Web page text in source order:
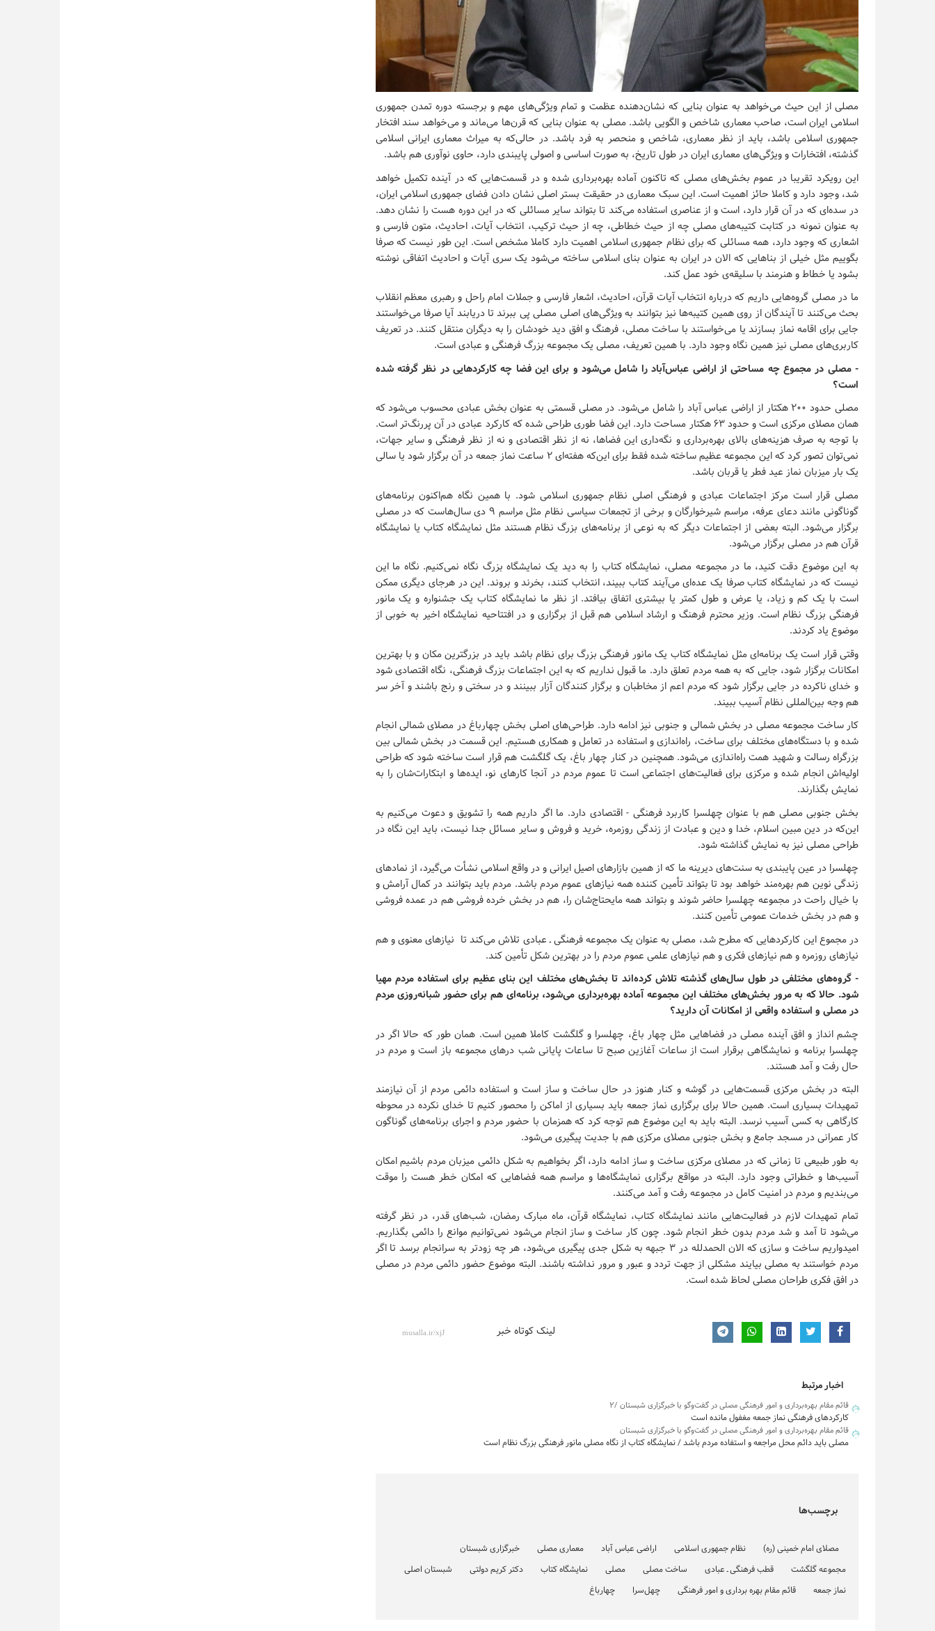
مصلی از این حیث می‌خواهد به عنوان بنایی که نشان‌دهنده عظمت و تمام ویژگی‌های مهم و برجسته دوره تمدن جمهوری
اسلامی ایران است، صاحب معماری شاخص و الگویی باشد. مصلی به عنوان بنایی که قرن‌ها می‌ماند و می‌خواهد سند افتخار
جمهوری اسلامی باشد، باید از نظر معماری، شاخص و منحصر به فرد باشد. در حالی‌که به میراث معماری ایرانی اسلامی
گذشته، افتخارات و ویژگی‌های معماری ایران در طول تاریخ، به صورت اساسی و اصولی پایبندی دارد، حاوی نوآوری هم باشد.
این رویکرد تقریبا در عموم بخش‌های مصلی که تاکنون آماده بهره‌برداری شده و در قسمت‌هایی که در آینده تکمیل خواهد
شد، وجود دارد و کاملا حائز اهمیت است. این سبک معماری در حقیقت بستر اصلی نشان دادن فضای جمهوری اسلامی ایران،
در سده‌ای که در آن قرار دارد، است و از عناصری استفاده می‌کند تا بتواند سایر مسائلی که در این دوره هست را نشان دهد.
به عنوان نمونه در کتابت کتیبه‌های مصلی چه از حیث خطاطی، چه از حیث ترکیب، انتخاب آیات، احادیث، متون فارسی و
اشعاری که وجود دارد، همه مسائلی که برای نظام جمهوری اسلامی اهمیت دارد کاملا مشخص است. این طور نیست که صرفا
بگوییم مثل خیلی از بناهایی که الان در ایران به عنوان بنای اسلامی ساخته می‌شود یک سری آیات و احادیث اتفاقی نوشته
بشود یا خطاط و هنرمند با سلیقه‌ی خود عمل کند.
ما در مصلی گروه‌هایی داریم که درباره انتخاب آیات قرآن، احادیث، اشعار فارسی و جملات امام راحل و رهبری معظم انقلاب
بحث می‌کنند تا آیندگان از روی همین کتیبه‌ها نیز بتوانند به ویژگی‌های اصلی مصلی پی ببرند تا دریابند آیا صرفا می‌خواستند
جایی برای اقامه نماز بسازند یا می‌خواستند با ساخت مصلی، فرهنگ و افق دید خودشان را به دیگران منتقل کنند. در تعریف
کاربری‌های مصلی نیز همین نگاه وجود دارد. با همین تعریف، مصلی یک مجموعه بزرگ فرهنگی و عبادی است.
- مصلی در مجموع چه مساحتی از اراضی عباس‌آباد را شامل می‌شود و برای این فضا چه کارکردهایی در نظر گرفته شده
است؟
مصلی حدود ۲۰۰ هکتار از اراضی عباس آباد را شامل می‌شود. در مصلی قسمتی به عنوان بخش عبادی محسوب می‌شود که
همان مصلای مرکزی است و حدود ۶۳ هکتار مساحت دارد. این فضا طوری طراحی شده که کارکرد عبادی در آن پررنگ‌تر است.
با توجه به صرف هزینه‌های بالای بهره‌برداری و نگه‌داری این فضاها، نه از نظر اقتصادی و نه از نظر فرهنگی و سایر جهات،
نمی‌توان تصور کرد که این مجموعه عظیم ساخته شده فقط برای این‌که هفته‌ای ۲ ساعت نماز جمعه در آن برگزار شود یا سالی
یک بار میزبان نماز عید فطر یا قربان باشد.
مصلی قرار است مرکز اجتماعات عبادی و فرهنگی اصلی نظام جمهوری اسلامی شود. با همین نگاه هم‌اکنون برنامه‌های
گوناگونی مانند دعای عرفه، مراسم شیرخوارگان و برخی از تجمعات سیاسی نظام مثل مراسم ۹ دی سال‌هاست که در مصلی
برگزار می‌شود. البته بعضی از اجتماعات دیگر که به نوعی از برنامه‌های بزرگ نظام هستند مثل نمایشگاه کتاب یا نمایشگاه
قرآن هم در مصلی برگزار می‌شود.
به این موضوع دقت کنید، ما در مجموعه مصلی، نمایشگاه کتاب را به دید یک نمایشگاه بزرگ نگاه نمی‌کنیم. نگاه ما این
نیست که در نمایشگاه کتاب صرفا یک عده‌ای می‌آیند کتاب ببیند، انتخاب کنند، بخرند و بروند. این در هرجای دیگری ممکن
است با یک کم و زیاد، یا عرض و طول کمتر یا بیشتری اتفاق بیافتد. از نظر ما نمایشگاه کتاب یک جشنواره و یک مانور
فرهنگی بزرگ نظام است. وزیر محترم فرهنگ و ارشاد اسلامی هم قبل از برگزاری و در افتتاحیه نمایشگاه اخیر به خوبی از
موضوع یاد کردند.
وقتی قرار است یک برنامه‌ای مثل نمایشگاه کتاب یک مانور فرهنگی بزرگ برای نظام باشد باید در بزرگترین مکان و با بهترین
امکانات برگزار شود، جایی که به همه مردم تعلق دارد. ما قبول نداریم که به این اجتماعات بزرگ فرهنگی، نگاه اقتصادی شود
و خدای ناکرده در جایی برگزار شود که مردم اعم از مخاطبان و برگزار کنندگان آزار ببینند و در سختی و رنج باشند و آخر سر
هم وجه بین‌المللی نظام آسیب ببیند.
کار ساخت مجموعه مصلی در بخش شمالی و جنوبی نیز ادامه دارد. طراحی‌های اصلی بخش چهارباغ در مصلای شمالی انجام
شده و با دستگاه‌های مختلف برای ساخت، راه‌اندازی و استفاده‌ در تعامل و همکاری هستیم. این قسمت در بخش شمالی بین
بزرگراه رسالت و شهید همت راه‌اندازی می‌شود. همچنین در کنار چهار باغ، یک گلگشت هم قرار است ساخته شود که طراحی
اولیه‌اش انجام شده و مرکزی برای فعالیت‌های اجتماعی است تا عموم مردم در آنجا کارهای نو، ایده‌ها و ابتکارات‌شان را به
نمایش بگذارند.
بخش جنوبی مصلی هم با عنوان چهلسرا کاربرد فرهنگی - اقتصادی دارد. ما اگر داریم همه را تشویق و دعوت می‌کنیم به
این‌که در دین مبین اسلام، خدا و دین و عبادت از زندگی روزمره، خرید و فروش و سایر مسائل جدا نیست، باید این نگاه در
طراحی مصلی نیز به نمایش گذاشته شود.
چهلسرا در عین پایبندی به سنت‌های دیرینه ما که از همین بازارهای اصیل ایرانی و در واقع اسلامی نشأت می‌گیرد، از نمادهای
زندگی نوین هم بهره‌مند خواهد بود تا بتواند تأمین کننده همه نیازهای عموم مردم باشد. مردم باید بتوانند در کمال آرامش و
با خیال راحت در مجموعه چهلسرا حاضر شوند و بتواند همه مایحتاج‌شان را، هم در بخش خرده فروشی هم در عمده فروشی
و هم در بخش خدمات عمومی تأمین کنند.
در مجموع این کارکردهایی که مطرح شد، مصلی به عنوان یک مجموعه فرهنگی ـ عبادی تلاش می‌کند تا نیازهای معنوی و هم
نیازهای روزمره و هم نیازهای فکری و هم نیازهای علمی عموم مردم را در بهترین شکل تأمین کند.
- گروه‌های مختلفی در طول سال‌های گذشته تلاش کرده‌اند تا بخش‌های مختلف این بنای عظیم برای استفاده مردم مهیا
شود. حالا که به مرور بخش‌های مختلف این مجموعه آماده بهره‌برداری می‌شود، برنامه‌ای هم برای حضور شبانه‌روزی مردم
در مصلی و استفاده واقعی از امکانات آن دارید؟
چشم انداز و افق آینده مصلی در فضاهایی مثل چهار باغ، چهلسرا و گلگشت کاملا همین است. همان طور که حالا اگر در
چهلسرا برنامه و نمایشگاهی برقرار است از ساعات آغازین صبح تا ساعات پایانی شب درهای مجموعه باز است و مردم در
حال رفت و آمد هستند.
البته در بخش مرکزی قسمت‌هایی در گوشه و کنار هنوز در حال ساخت و ساز است و استفاده دائمی مردم از آن نیازمند
تمهیدات بسیاری است. همین حالا برای برگزاری نماز جمعه باید بسیاری از اماکن را محصور کنیم تا خدای نکرده در محوطه
کارگاهی به کسی آسیب نرسد. البته باید به این موضوع هم توجه کرد که همزمان با حضور مردم و اجرای برنامه‌های گوناگون
کار عمرانی در مسجد جامع و بخش جنوبی مصلای مرکزی هم با جدیت پیگیری می‌شود.
به طور طبیعی تا زمانی که در مصلای مرکزی ساخت و ساز ادامه دارد، اگر بخواهیم به شکل دائمی میزبان مردم باشیم امکان
آسیب‌ها و خطراتی وجود دارد. البته در مواقع برگزاری نمایشگاه‌ها و مراسم همه فضاهایی که امکان خطر هست را موقت
می‌بندیم و مردم در امنیت کامل در مجموعه رفت و آمد می‌کنند.
تمام تمهیدات لازم در فعالیت‌هایی مانند نمایشگاه کتاب، نمایشگاه قرآن، ماه مبارک رمضان، شب‌های قدر، در نظر گرفته
می‌شود تا آمد و شد مردم بدون خطر انجام شود. چون کار ساخت و ساز انجام می‌شود نمی‌توانیم موانع را دائمی بگذاریم.
امیدواریم ساخت و سازی که الان الحمدلله در ۳ جبهه به شکل جدی پیگیری می‌شود، هر چه زودتر به سرانجام برسد تا اگر
مردم خواستند به مصلی بیایند مشکلی از جهت تردد و عبور و مرور نداشته باشند. البته موضوع حضور دائمی مردم در مصلی
در افق فکری طراحان مصلی لحاظ شده است.
لینک کوتاه خبر
اخبار مرتبط
قائم مقام بهره‌برداری و امور فرهنگی مصلی در گفت‌وگو با خبرگزاری شبستان /۲
کارکردهای فرهنگی نماز جمعه مغفول مانده است
قائم مقام بهره‌برداری و امور فرهنگی مصلی در گفت‌وگو با خبرگزاری شبستان
مصلی باید دائم محل مراجعه و استفاده مردم باشد / نمایشگاه کتاب از نگاه مصلی مانور فرهنگی بزرگ نظام است
برچسب‌ها
مصلای امام خمینی (ره) نظام جمهوری اسلامی اراضی عباس آباد معماری مصلی
خبرگزاری شبستان
مجموعه گلگشت
قطب فرهنگی ـ عبادی ساخت مصلی مصلی نمایشگاه کتاب دکتر کریم دولتی
شبستان اصلی
نماز جمعه
قائم مقام بهره برداری و امور فرهنگی چهل‌سرا چهارباغ